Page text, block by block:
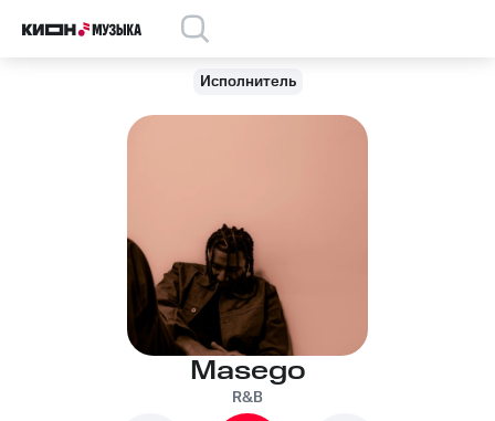
Исполнитель
Masego
R&B